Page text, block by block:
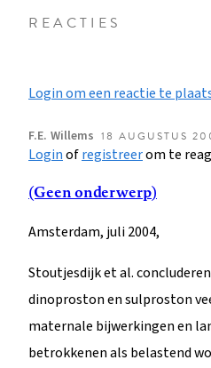
REACTIES
Login om een reactie te
F.E. Willems 18 AUGUSTUS
Loginofregistreerom te
(Geen onderwerp)
Amsterdam, juli 2004,
Stoutjesdijk et al.
dinoproston en sulproston
maternale bijwerkingen en
betrokkenen als belastend